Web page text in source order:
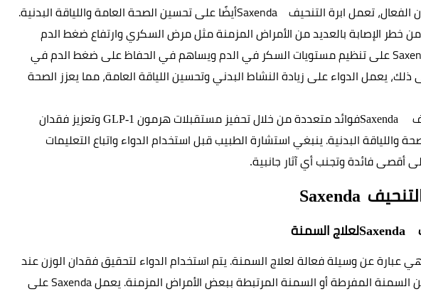
الفعال، تعمل ابرة التنحيف Saxenda
Saxenda فوائد متعددة من خلال تحفيز مستقبلات هرمون GLP-1
أقصى فائدة وتجنب أي آثار جانبية.
Saxenda
Saxendaلعلاج السمنة
السمنة المفرطة أو السمنة المرتبطة ببعض الأمراض المزمنة. يعمل Saxenda